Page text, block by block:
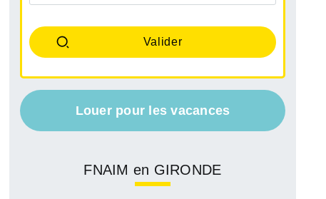
Louer pour les vacances
FNAIM en GIRONDE